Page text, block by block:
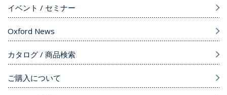
イベント / セミナー
Oxford News
カタログ / 商品検索
ご購入について